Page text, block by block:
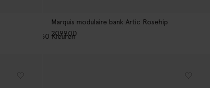
Marquis modulaire bank Artic Rosehip
2099.00
30 Kleuren